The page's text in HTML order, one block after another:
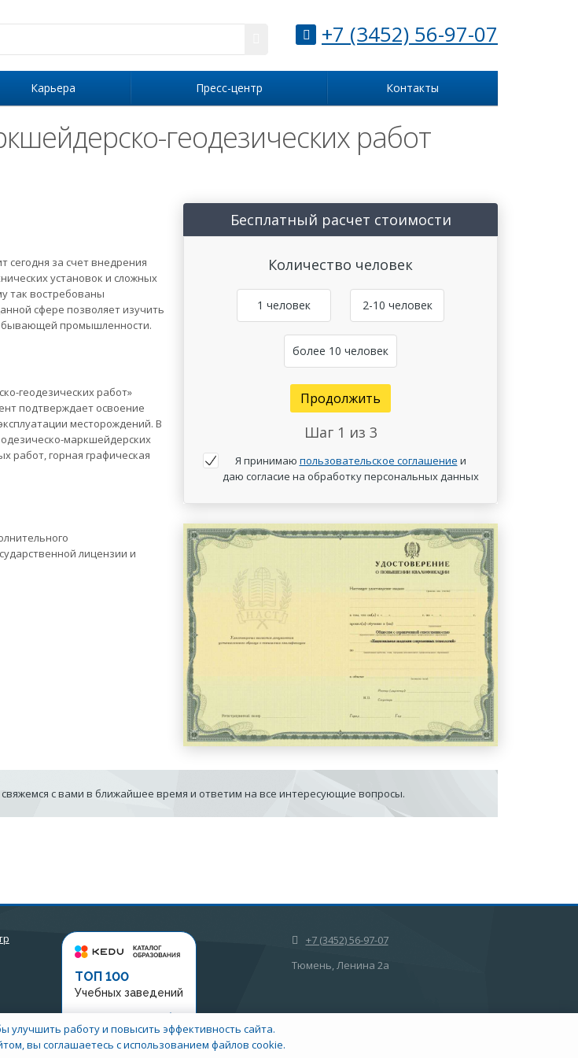
+7 (3452) 56-97-07
Карьера Пресс-центр Контакты
геодезических работ
Бесплатный расчет стоимости
Количество человек
1 человек 2-10 человек
более 10 человек
Продолжить
Шаг 1 из 3
Я принимаю пользовательское соглашение и
даю согласие на обработку персональных данных
сегодня за счет внедрения
установок и сложных
так востребованы
сфере позволяет изучить
промышленности.
геодезических работ»
подтверждает освоение
месторождений. В
маркшейдерских
работ, горная графическая
лицензии и
с вами в ближайшее время и ответим на все интересующие вопросы.
ТОП 100
Учебных заведений
+7 (3452) 56-97-07
Тюмень, Ленина 2а
улучшить работу и повысить эффективность сайта.
вы соглашаетесь с использованием файлов cookie.